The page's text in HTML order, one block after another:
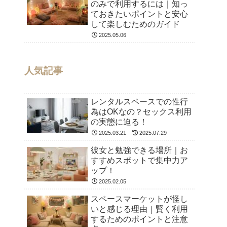
のみで利用するには｜知っ
ておきたいポイントと安心
して楽しむためのガイド
2025.05.06
人気記事
レンタルスペースでの性行
為はOKなの？セックス利用
の実態に迫る！
2025.03.21 2025.07.29
彼女と勉強できる場所｜お
すすめスポットで集中力ア
ップ！
2025.02.05
スペースマーケットが怪し
いと感じる理由｜賢く利用
するためのポイントと注意